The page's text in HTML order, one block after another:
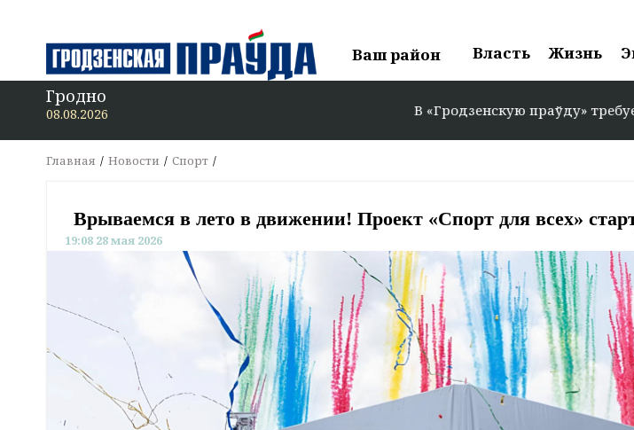
Ваш район Власть Жизнь
Гродно
08.08.2026 В «Гродзенскую праўду» требуется
Главная Новости Спорт
Врываемся в лето в движении! Проект «Спорт для всех»
19:08 28 мая 2026